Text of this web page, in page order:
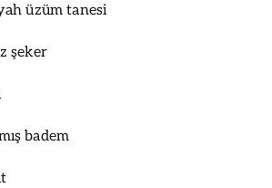
üzüm tanesi
şeker
badem